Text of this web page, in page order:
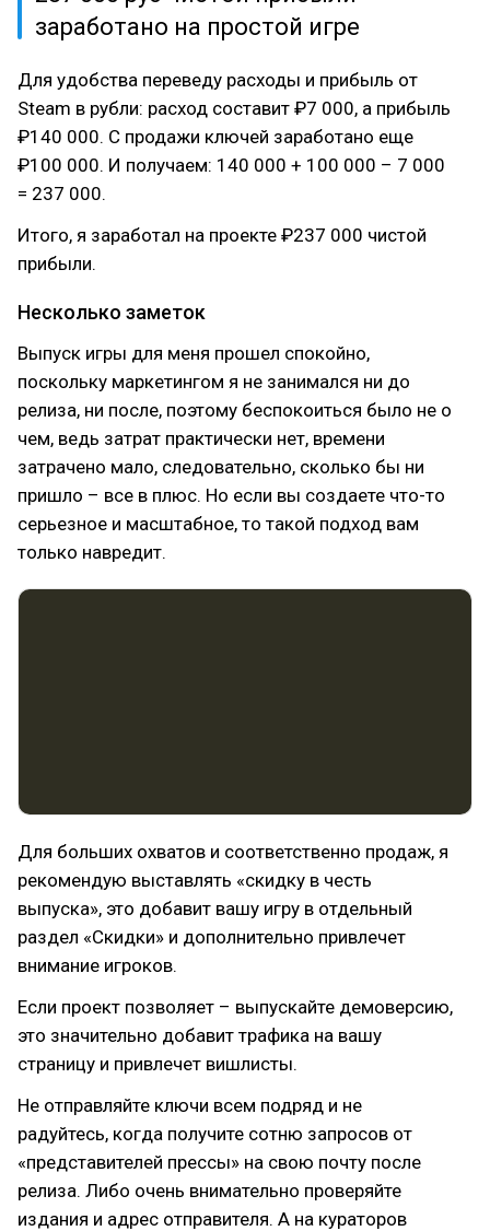
заработано на простой игре
Для удобства переведу расходы и прибыль от
Steam в рубли: расход составит ₽7 000, а прибыль
₽140 000. С продажи ключей заработано еще
₽100 000. И получаем: 140 000 + 100 000 – 7 000
= 237 000.
Итого, я заработал на проекте ₽237 000 чистой
прибыли.
Несколько заметок
Выпуск игры для меня прошел спокойно,
поскольку маркетингом я не занимался ни до
релиза, ни после, поэтому беспокоиться было не о
чем, ведь затрат практически нет, времени
затрачено мало, следовательно, сколько бы ни
пришло – все в плюс. Но если вы создаете что-то
серьезное и масштабное, то такой подход вам
только навредит.
Для больших охватов и соответственно продаж, я
рекомендую выставлять «скидку в честь
выпуска», это добавит вашу игру в отдельный
раздел «Скидки» и дополнительно привлечет
внимание игроков.
Если проект позволяет – выпускайте демоверсию,
это значительно добавит трафика на вашу
страницу и привлечет вишлисты.
Не отправляйте ключи всем подряд и не
радуйтесь, когда получите сотню запросов от
«представителей прессы» на свою почту после
релиза. Либо очень внимательно проверяйте
издания и адрес отправителя. А на кураторов